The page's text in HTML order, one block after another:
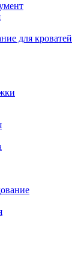
для кроватей